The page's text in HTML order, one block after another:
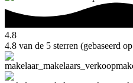
4.8
4.8 van de 5 sterren (gebaseerd op